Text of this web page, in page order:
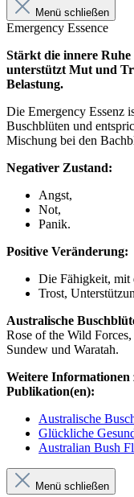
Menü schließen
Emergency Essence
Stärkt die innere
unterstützt Mut und
Belastung.
Die Emergency Essenz
Buschblüten und
Mischung bei den
Negativer Zustand:
Angst,
Not,
Panik.
Positive Veränderung:
Die Fähigkeit, mit
Trost,
Australische
Rose of the Wild
Sundew und Waratah.
Weitere Informationen
Publikation(en):
Australische
Glückliche
Australian Bush
Menü schließen